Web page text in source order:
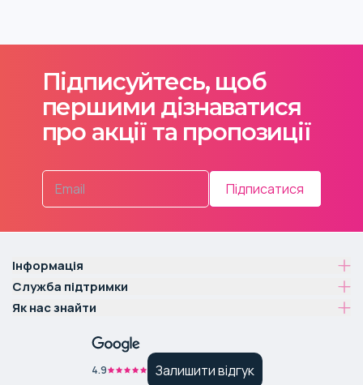
Підписуйтесь, щоб
першими дізнаватися
про акції та пропозиції
Підписатися
Інформація
Служба підтримки
Як нас знайти
4.9 Залишити відгук